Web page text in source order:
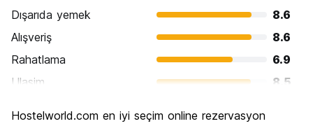
Dışarıda yemek
8.6
Alışveriş
8.6
Rahatlama
6.9
Ulasim
8.5
Hostelworld.com en iyi seçim online rezervasyon